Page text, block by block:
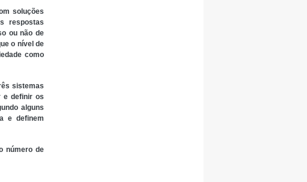
soluções
respostas
ou não de
o nível de
como
sistemas
e definir os
alguns
e definem
número de